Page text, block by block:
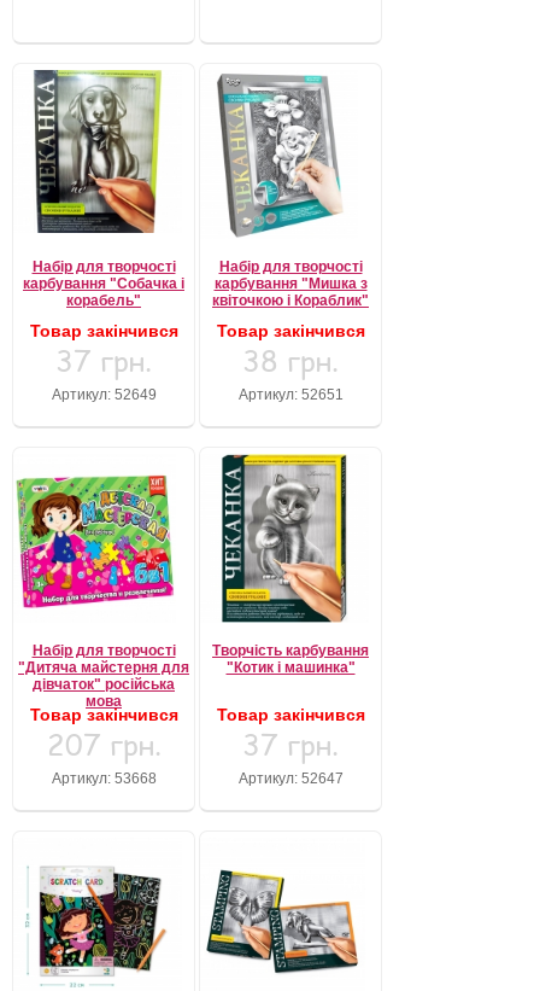
Набір для творчості
карбування "Собачка і
корабель"
Товар закінчився
37 грн.
Артикул: 52649
Набір для творчості
карбування "Мишка з
квіточкою і Кораблик"
Товар закінчився
38 грн.
Артикул: 52651
Набір для творчості
"Дитяча майстерня для
дівчаток" російська
мова
Товар закінчився
207 грн.
Артикул: 53668
Творчість карбування
"Котик і машинка"
Товар закінчився
37 грн.
Артикул: 52647